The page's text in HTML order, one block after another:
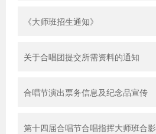
《大师班招生通知》
关于合唱团提交所需资料的通知
合唱节演出票务信息及纪念品宣传
第十四届合唱节合唱指挥大师班合影